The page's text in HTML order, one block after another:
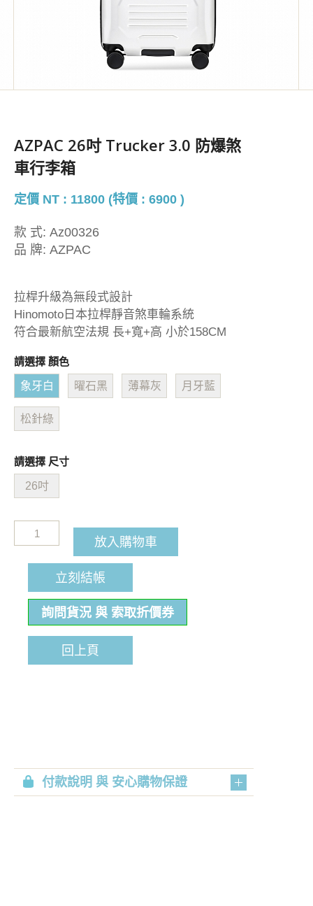
AZPAC 26吋 Trucker 3.0 防爆煞
車行李箱
定價 NT : 11800 (特價 : 6900 )
款 式: Az00326
品 牌: AZPAC
拉桿升級為無段式設計
Hinomoto日本拉桿靜音煞車輪系統
符合最新航空法規 長+寬+高 小於158CM
請選擇 顏色
象牙白 曜石黑 薄幕灰 月牙藍
松針綠
請選擇 尺寸
26吋
放入購物車
立刻結帳
詢問貨況 與 索取折價券
回上頁
付款說明 與 安心購物保證